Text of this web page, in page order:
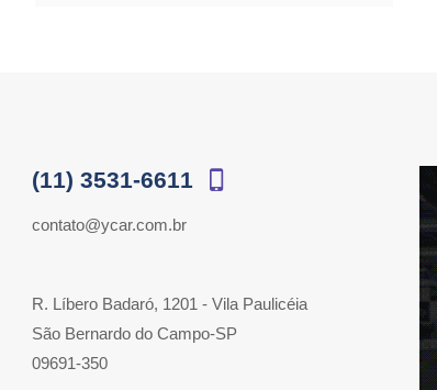
(11) 3531-6611
contato@ycar.com.br
R. Líbero Badaró, 1201 - Vila Paulicéia
São Bernardo do Campo-SP
09691-350